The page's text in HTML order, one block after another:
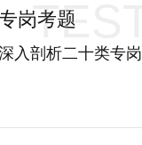
岗考题
入剖析二十类专岗